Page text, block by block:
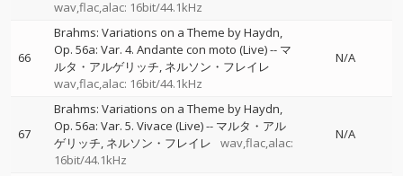
wav,flac,alac: 16bit/44.1kHz
66
Brahms: Variations on a Theme by Haydn,
Op. 56a: Var. 4. Andante con moto (Live)-- マ
ルタ・アルゲリッチ ネルソン・フレイレ
wav,flac,alac: 16bit/44.1kHz
N/A
67
Brahms: Variations on a Theme by Haydn,
Op. 56a: Var. 5. Vivace (Live)-- マルタ・アル
ゲリッチ ネルソン・フレイレ
wav,flac,alac:
16bit/44.1kHz
N/A